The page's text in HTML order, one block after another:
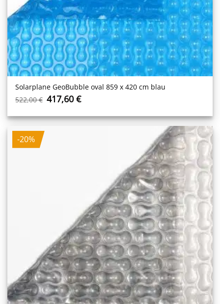
Solarplane GeoBubble oval 859 x 420 cm blau
522,00€ Ursprünglicher
Preis
war:
522,00 €
417,60€Aktueller
ist:
417,60 €.
-20%